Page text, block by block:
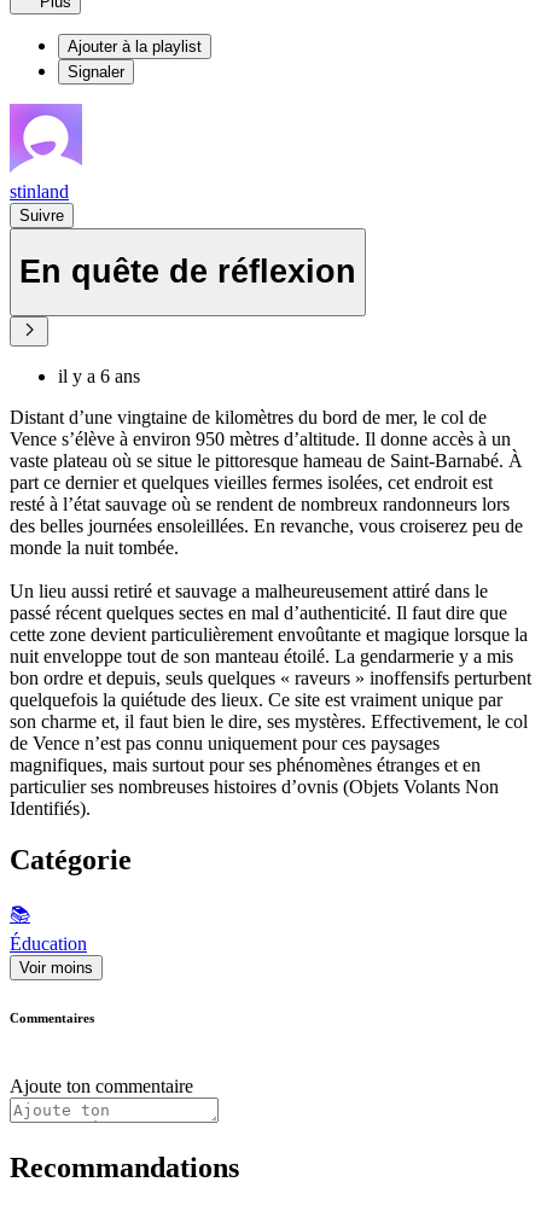
Ajouter à la playlist
Signaler
stinland
Suivre
En quête de réflexion
il y a 6 ans
Distant d’une vingtaine de kilomètres du bord de mer, le col de
Vence s’élève à environ 950 mètres d’altitude. Il donne accès à un
vaste plateau où se situe le pittoresque hameau de Saint-Barnabé. À
part ce dernier et quelques vieilles fermes isolées, cet endroit est
resté à l’état sauvage où se rendent de nombreux randonneurs lors
des belles journées ensoleillées. En revanche, vous croiserez peu de
monde la nuit tombée.
Un lieu aussi retiré et sauvage a malheureusement attiré dans le
passé récent quelques sectes en mal d’authenticité. Il faut dire que
cette zone devient particulièrement envoûtante et magique lorsque la
nuit enveloppe tout de son manteau étoilé. La gendarmerie y a mis
bon ordre et depuis, seuls quelques « raveurs » inoffensifs perturbent
quelquefois la quiétude des lieux. Ce site est vraiment unique par
son charme et, il faut bien le dire, ses mystères. Effectivement, le col
de Vence n’est pas connu uniquement pour ces paysages
magnifiques, mais surtout pour ses phénomènes étranges et en
particulier ses nombreuses histoires d’ovnis (Objets Volants Non
Identifiés).
Catégorie
📚
Éducation
Voir moins
Commentaires
Ajoute ton commentaire
Recommandations